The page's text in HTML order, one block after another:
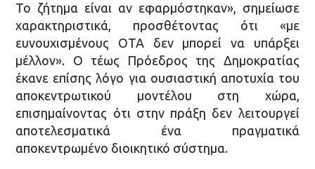
Το ζήτημα είναι αν εφαρμόστηκαν», σημείωσε
χαρακτηριστικά, προσθέτοντας ότι «με
ευνουχισμένους ΟΤΑ δεν μπορεί να υπάρξει
μέλλον». Ο τέως Πρόεδρος της Δημοκρατίας
έκανε επίσης λόγο για ουσιαστική αποτυχία του
αποκεντρωτικού μοντέλου στη χώρα,
επισημαίνοντας ότι στην πράξη δεν λειτουργεί
αποτελεσματικά ένα πραγματικά
αποκεντρωμένο διοικητικό σύστημα.